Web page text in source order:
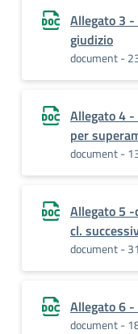
Allegato 3 -
giudizio
document -
Allegato 4 -
per
document -
Allegato 5 -
cl.
document -
Allegato 6
document -